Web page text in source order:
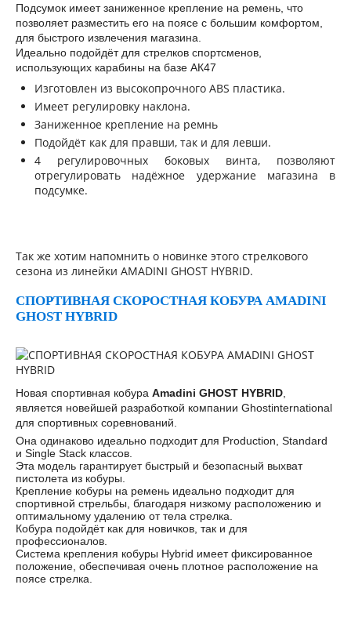
Подсумок имеет заниженное крепление на ремень, что
позволяет разместить его на поясе с большим комфортом,
для быстрого извлечения магазина.
Идеально подойдёт для стрелков спортсменов,
использующих карабины на базе АК47
Изготовлен из высокопрочного ABS пластика.
Имеет регулировку наклона.
Заниженное крепление на ремнь
Подойдёт как для правши, так и для левши.
4 регулировочных боковых винта, позволяют
отрегулировать надёжное удержание магазина в
подсумке.
Так же хотим напомнить о новинке этого стрелкового
сезона из линейки AMADINI GHOST HYBRID.
СПОРТИВНАЯ СКОРОСТНАЯ КОБУРА AMADINI
GHOST HYBRID
Новая спортивная кобура Amadini GHOST HYBRID
является новейшей разработкой компании Ghostinternational
для спортивных соревнований.
Она одинаково идеально подходит для Production, Standard
и Single Stack классов.
Эта модель гарантирует быстрый и безопасный выхват
пистолета из кобуры.
Крепление кобуры на ремень идеально подходит для
спортивной стрельбы, благодаря низкому расположению и
оптимальному удалению от тела стрелка.
Кобура подойдёт как для новичков, так и для
профессионалов.
Система крепления кобуры Hybrid имеет фиксированное
положение, обеспечивая очень плотное расположение на
поясе стрелка.